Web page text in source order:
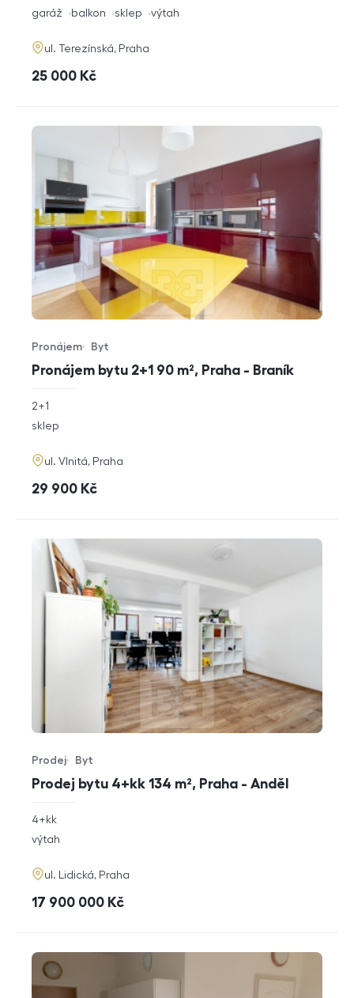
funkce
garáž balkon sklep výtah
adresa
ul. Terezínská, Praha
cena
25 000 Kč
Pronájem bytu 2+1 90 m², Praha - Braník
Typ nabídky
Pronájem
Typ nemovitosti
Byt
rozměry
2+1
funkce
sklep
adresa
ul. Vlnitá, Praha
cena
29 900 Kč
Prodej bytu 4+kk 134 m², Praha - Anděl
Typ nabídky
Prodej
Typ nemovitosti
Byt
rozměry
dispozice
4+kk
funkce
výtah
adresa
ul. Lidická, Praha
cena
17 900 000 Kč